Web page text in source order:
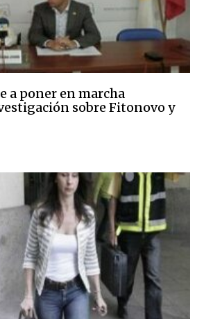
a poner en marcha
sobre Fitonovo y